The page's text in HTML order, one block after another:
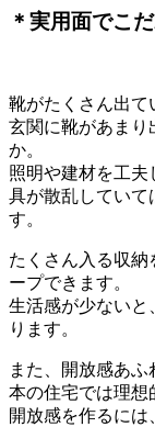
＊実用面でこ
靴がたくさん出て
玄関に靴があまり
か。
照明や建材を工夫
具が散乱していて
す。
たくさん入る収納
ープできます。
生活感が少ないと
ります。
また、開放感あ
本の住宅では理想
開放感を作るには